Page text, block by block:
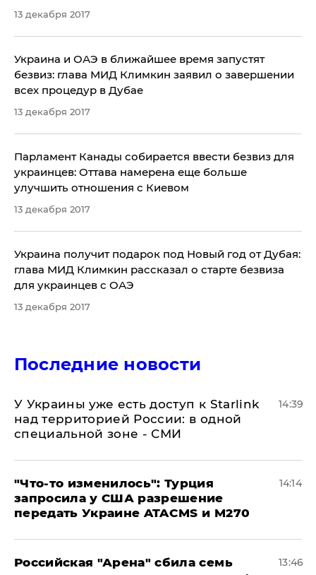
13 декабря 2017
Украина и ОАЭ в ближайшее время запустят
безвиз: глава МИД Климкин заявил о завершении
всех процедур в Дубае
13 декабря 2017
Парламент Канады собирается ввести безвиз для
украинцев: Оттава намерена еще больше
улучшить отношения с Киевом
13 декабря 2017
Украина получит подарок под Новый год от Дубая:
глава МИД Климкин рассказал о старте безвиза
для украинцев с ОАЭ
13 декабря 2017
Последние новости
У Украины уже есть доступ к Starlink
над территорией России: в одной
специальной зоне - СМИ
14:39
​"Что-то изменилось": Турция
запросила у США разрешение
передать Украине ATACMS и M270
14:14
​Российская "Арена" сбила семь
13:46